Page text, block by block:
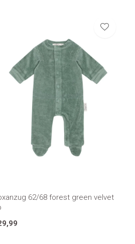
62/68 forest green velvet